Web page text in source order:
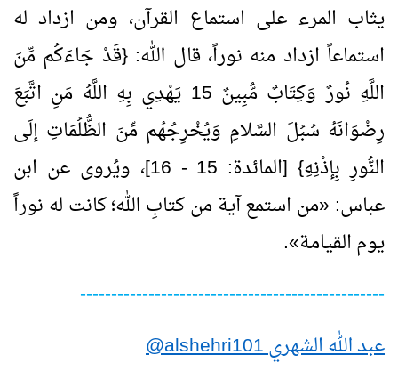
يثاب المرء على استماع القرآن، ومن ازداد له
استماعاً ازداد منه نوراً، قال الله: {قَدْ جَاءَكُم مِّنَ
اللَّهِ نُورٌ وَكِتَابٌ مُّبِينٌ 15 يَهْدِي بِهِ اللَّهُ مَنِ اتَّبَعَ
رِضْوَانَهُ سُبُلَ السَّلامِ وَيُخْرِجُهُم مِّنَ الظُّلُمَاتِ إلَى
النُّورِ بِإذْنِهِ} [المائدة: 15
-
16]، ويُروى عن ابن
عباس: «من استمع آية من كتابِ الله؛ كانت له نوراً
يوم القيامة»
.
-------------------------------------------------
عبد الله الشهريalshehri101
@